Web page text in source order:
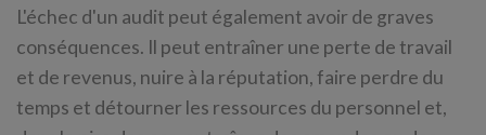
L'échec d'un audit peut également avoir de graves
conséquences. Il peut entraîner une perte de travail
et de revenus, nuire à la réputation, faire perdre du
temps et détourner les ressources du personnel et,